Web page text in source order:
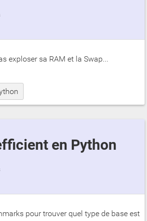
exploser sa RAM et la Swap...
en Python
pour trouver quel type de base est